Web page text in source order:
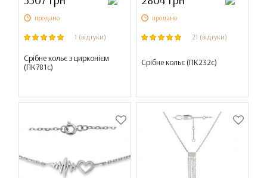
продано
1 (відгуки)
Срібне кольє з цирконієм
(ПК781с)
продано
21 (відгуки)
Срібне кольє (ПК232с)